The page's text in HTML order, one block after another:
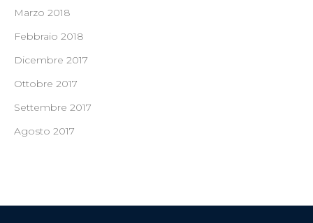
Marzo 2018
Febbraio 2018
Dicembre 2017
Ottobre 2017
Settembre 2017
Agosto 2017